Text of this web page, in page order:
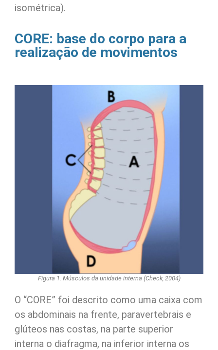
isométrica).
CORE: base do corpo para a
realização de movimentos
Figura 1. Músculos da unidade interna (Check, 2004)
O “CORE” foi descrito como uma caixa com
os abdominais na frente, paravertebrais e
glúteos nas costas, na parte superior
interna o diafragma, na inferior interna os